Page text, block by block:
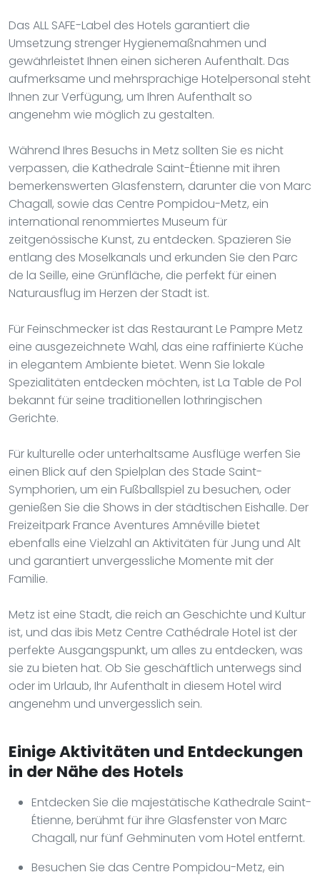
Das ALL SAFE-Label des Hotels garantiert die
Umsetzung strenger Hygienemaßnahmen und
gewährleistet Ihnen einen sicheren Aufenthalt. Das
aufmerksame und mehrsprachige Hotelpersonal steht
Ihnen zur Verfügung, um Ihren Aufenthalt so
angenehm wie möglich zu gestalten.
Während Ihres Besuchs in Metz sollten Sie es nicht
verpassen, die Kathedrale Saint-Étienne mit ihren
bemerkenswerten Glasfenstern, darunter die von Marc
Chagall, sowie das Centre Pompidou-Metz, ein
international renommiertes Museum für
zeitgenössische Kunst, zu entdecken. Spazieren Sie
entlang des Moselkanals und erkunden Sie den Parc
de la Seille, eine Grünfläche, die perfekt für einen
Naturausflug im Herzen der Stadt ist.
Für Feinschmecker ist das Restaurant Le Pampre Metz
eine ausgezeichnete Wahl, das eine raffinierte Küche
in elegantem Ambiente bietet. Wenn Sie lokale
Spezialitäten entdecken möchten, ist La Table de Pol
bekannt für seine traditionellen lothringischen
Gerichte.
Für kulturelle oder unterhaltsame Ausflüge werfen Sie
einen Blick auf den Spielplan des Stade Saint-
Symphorien, um ein Fußballspiel zu besuchen, oder
genießen Sie die Shows in der städtischen Eishalle. Der
Freizeitpark France Aventures Amnéville bietet
ebenfalls eine Vielzahl an Aktivitäten für Jung und Alt
und garantiert unvergessliche Momente mit der
Familie.
Metz ist eine Stadt, die reich an Geschichte und Kultur
ist, und das ibis Metz Centre Cathédrale Hotel ist der
perfekte Ausgangspunkt, um alles zu entdecken, was
sie zu bieten hat. Ob Sie geschäftlich unterwegs sind
oder im Urlaub, Ihr Aufenthalt in diesem Hotel wird
angenehm und unvergesslich sein.
Einige Aktivitäten und Entdeckungen
in der Nähe des Hotels
Entdecken Sie die majestätische Kathedrale Saint-
Étienne, berühmt für ihre Glasfenster von Marc
Chagall, nur fünf Gehminuten vom Hotel entfernt.
Besuchen Sie das Centre Pompidou-Metz, ein